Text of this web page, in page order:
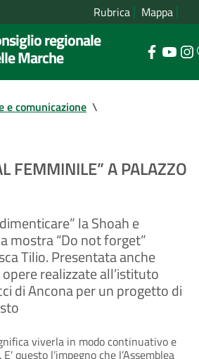
Rubrica Mappa
regionale
Marche
e comunicazione \
FEMMINILE” A PALAZZO
la Shoah e
mostra “Do not forget”
Tilio. Presentata anche
realizzate all’istituto
di Ancona per un progetto di
viverla in modo continuativo e
questo l’impegno che l’Assemblea